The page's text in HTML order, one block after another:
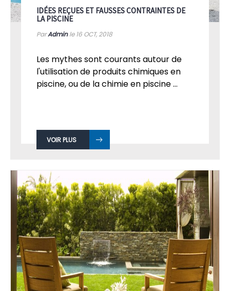
IDÉES REÇUES ET FAUSSES CONTRAINTES DE
LA PISCINE
ParAdminle 16 OCT, 2018
Les mythes sont courants autour de
l'utilisation de produits chimiques en
piscine, ou de la chimie en piscine ...
VOIR PLUS